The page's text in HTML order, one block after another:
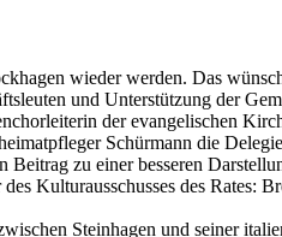
wieder werden. Das
und Unterstützung der
der evangelischen
Schürmann die
Beitrag zu einer besseren
Kulturausschusses des
Steinhagen und seiner